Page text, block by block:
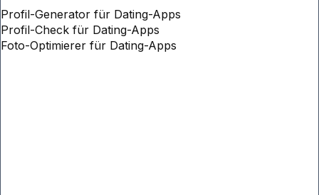
Profil-Generator für Dating-Apps
Profil-Check für Dating-Apps
Foto-Optimierer für Dating-Apps